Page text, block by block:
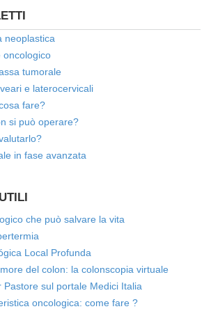
neoplastica
oncologico
tumorale
e laterocervicali
fare?
si può operare?
in fase avanzata
che può salvare la vita
Local Profunda
del colon: la colonscopia virtuale
Pastore sul portale Medici Italia
oncologica: come fare ?